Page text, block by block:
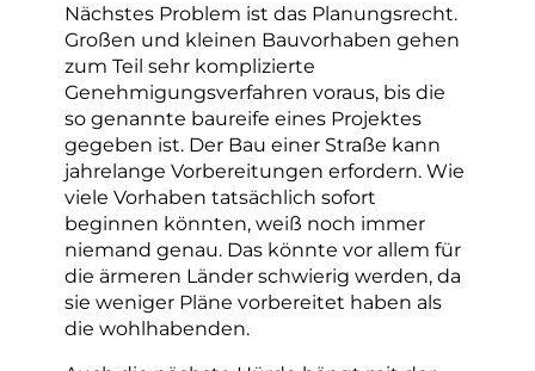
Nächstes Problem ist das Planungsrecht.
Großen und kleinen Bauvorhaben gehen
zum Teil sehr komplizierte
Genehmigungsverfahren voraus, bis die
so genannte baureife eines Projektes
gegeben ist. Der Bau einer Straße kann
jahrelange Vorbereitungen erfordern. Wie
viele Vorhaben tatsächlich sofort
beginnen könnten, weiß noch immer
niemand genau. Das könnte vor allem für
die ärmeren Länder schwierig werden, da
sie weniger Pläne vorbereitet haben als
die wohlhabenden.